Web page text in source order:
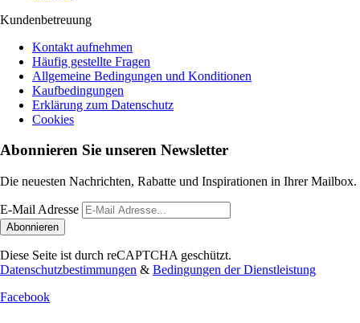
Kundenbetreuung
Kontakt aufnehmen
Häufig gestellte Fragen
Allgemeine Bedingungen und Konditionen
Kaufbedingungen
Erklärung zum Datenschutz
Cookies
Abonnieren Sie unseren Newsletter
Die neuesten Nachrichten, Rabatte und Inspirationen in Ihrer Mailbox.
E-Mail Adresse
Abonnieren
Diese Seite ist durch reCAPTCHA geschützt.
Datenschutzbestimmungen & Bedingungen der Dienstleistung
Facebook